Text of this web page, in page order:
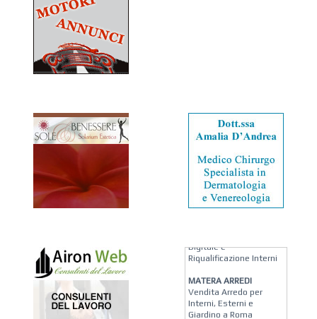
KREION GROUP
Digitale e
Riqualificazione Interni
MATERA ARREDI
Vendita Arredo per
Interni, Esterni e
Giardino a Roma